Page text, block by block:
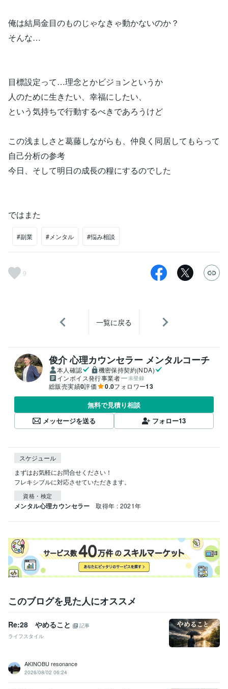
俺は結局金目のものじゃなきゃ動かないのか？
そんな…
目標設定って…理念とかビジョンというか
人のために生きたい、幸福にしたい、
という気持ちで行動するべきであろうけど
この浅ましさと葛藤しながらも、仲良く同居してもらって
自己分析の参考
今日、そして明日の成長の糧にするのでした
ではまた
#副業 #メンタル #悩み相談
9
一覧に戻る
俊介 心理カウンセラー メンタルコーチ
本人確認
機密保持契約(NDA)
インボイス発行事業者
未登録
総販売実績0評価 0.0フォロワー13
無料で見積り相談
メッセージを送る
フォロー13
スケジュール
まずはお気軽にお問合せください！
フレキシブルに対応させていただきます。
資格・検定
メンタル心理カウンセラー 取得年 : 2021年
このブログを見た人にオススメ
Re:28 やめること
記事
ライフスタイル
AKINOBU resonance
2026/08/02 06:24